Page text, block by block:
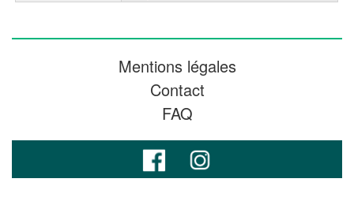
Mentions légales
Contact
FAQ